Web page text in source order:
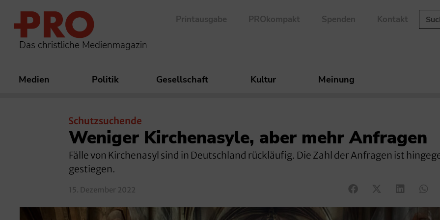
Das christliche Medienmagazin
Printausgabe PROkompakt Spenden Kontakt
Medien Politik Gesellschaft Kultur Meinung
Schutzsuchende
Weniger Kirchenasyle, aber mehr Anfragen
Fälle von Kirchenasyl sind in Deutschland rückläufig. Die Zahl der Anfragen ist
gestiegen.
15. Dezember 2022